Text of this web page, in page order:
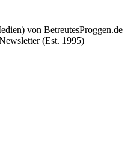
von BetreutesProggen.de
(Est. 1995)